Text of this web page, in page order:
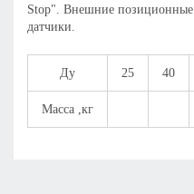
Stop". Внешние позиционные
датчики.
Ду 25 40
Масса ,кг